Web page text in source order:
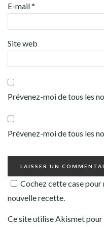
E-mail*
Site web
Prévenez-moi de tous les
Prévenez-moi de tous les
Cochez cette case pour
nouvelle recette.
Ce site utilise Akismet